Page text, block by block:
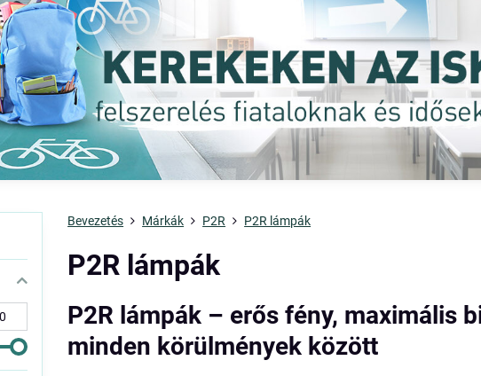
Bevezetés Márkák P2R P2R lámpák
P2R lámpák
P2R lámpák – erős fény, maximális
minden körülmények között